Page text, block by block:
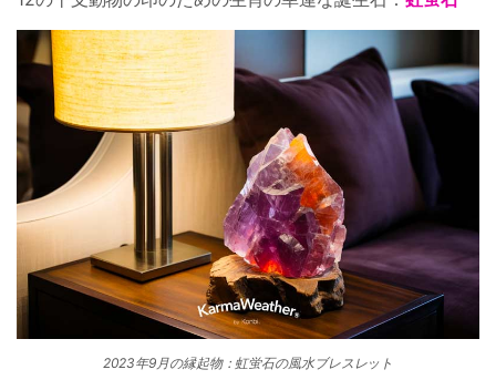
2023年9月の縁起物：虹蛍石の風水ブレスレット